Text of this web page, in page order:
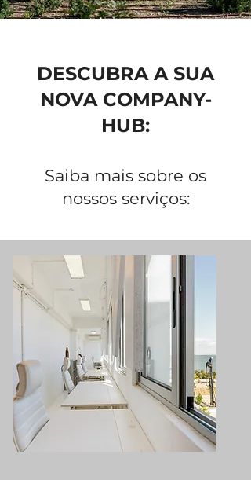
DESCUBRA A SUA
NOVA COMPANY-
HUB:
Saiba mais sobre os
nossos serviços:​